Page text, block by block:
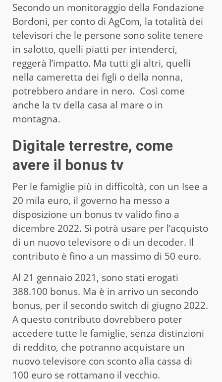
Secondo un monitoraggio della Fondazione
Bordoni, per conto di AgCom, la totalità dei
televisori che le persone sono solite tenere
in salotto, quelli piatti per intenderci,
reggerà l’impatto. Ma tutti gli altri, quelli
nella cameretta dei figli o della nonna,
potrebbero andare in nero. Così come
anche la tv della casa al mare o in
montagna.
Digitale terrestre, come
avere il bonus tv
Per le famiglie più in difficoltà, con un Isee a
20 mila euro, il governo ha messo a
disposizione un bonus tv valido fino a
dicembre 2022. Si potrà usare per l’acquisto
di un nuovo televisore o di un decoder. Il
contributo è fino a un massimo di 50 euro.
Al 21 gennaio 2021, sono stati erogati
388.100 bonus. Ma è in arrivo un secondo
bonus, per il secondo switch di giugno 2022.
A questo contributo dovrebbero poter
accedere tutte le famiglie, senza distinzioni
di reddito, che potranno acquistare un
nuovo televisore con sconto alla cassa di
100 euro se rottamano il vecchio.